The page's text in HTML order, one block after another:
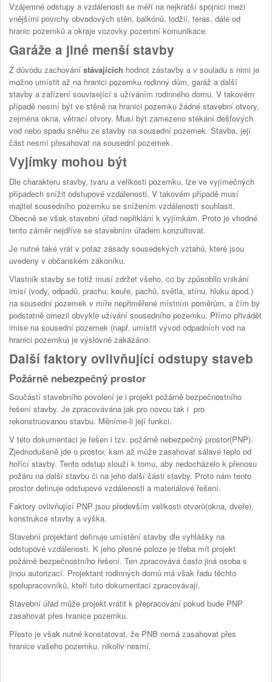
Vzájemné odstupy a vzdálenosti se měří na nejkratší spojnici mezi
vnějšími povrchy obvodových stěn, balkónů, lodžií, teras, dále od
hranic pozemků a okraje vozovky pozemní komunikace.
Garáže a jiné menší stavby
Z důvodu zachování stávajících hodnot zástavby a v souladu s nimi je
možno umístit až na hranici pozemku rodinný dům, garáž a další
stavby a zařízení související s užíváním rodinného domu. V takovém
případě nesmí být ve stěně na hranici pozemku žádné stavební otvory,
zejména okna, větrací otvory. Musí být zamezeno stékání dešťových
vod nebo spadu sněhu ze stavby na sousední pozemek. Stavba, její
část nesmí přesahovat na sousední pozemek.
Vyjímky mohou být
Dle charakteru stavby, tvaru a velikosti pozemku, lze ve vyjímečných
případech snížit odstupové vzdálenosti. V takovém případě musí
majitel sousedního pozemku se snížením vzdálenosti souhlasit.
Obecně se však stavební úřad nepřiklání k vyjímkám. Proto je vhodné
tento záměr nejdříve se stavebním úřadem konzultovat.
Je nutné také vrát v potaz zásady sousedských vztahů, které jsou
uvedeny v občanském zákoníku.
Vlastník stavby se totiž musí zdržet všeho, co by způsobilo vnikání
imisí (vody, odpadů, prachu, kouře, pachů, světla, stínu, hluku apod.)
na sousední pozemek v míře nepřiměřené místním poměrům, a čím by
podstatně omezil obvyklé užívání sousedního pozemku. Přímo přivádět
imise na sousední pozemek (např. umístit vývod odpadních vod na
hranici pozemku) je výslovně zakázáno.
Další faktory ovlivňující odstupy staveb
Požárně nebezpečný prostor
Součástí stavebního povolení je i projekt požárně bezpečnostního
řešení stavby. Je zpracovávána jak pro novou tak i pro
rekonstruovanou stavbu. Měníme-li její funkci.
V této dokumentaci je řešen i tzv. požárně nebezpečný prostor(PNP).
Zjednodušeně jde o prostor, kam až může zasahovat sálavé teplo od
hořící stavby. Tento odstup slouží k tomu, aby nedocházelo k přenosu
požáru na další stavbu či na jeho další části stavby. Proto nám tento
prostor definuje odstupové vzdálenosti a materiálové řešení.
Faktory ovlivňující PNP jsou především velikosti otvorů(okna, dveře),
konstrukce stavby a výška.
Stavební projektant definuje umístění stavby dle vyhlášky na
odstupové vzdálenosti. K jeho přesné poloze je třeba mít projekt
požárně bezpečnostního řešení. Ten zpracovává často jiná osoba s
jinou autorizací. Projektant rodinných domů má však řadu těchto
spolupracovníků, kteří tuto dokumentaci zpracovávají.
Stavební úřad může projekt vrátit k přepracování pokud bude PNP
zasahovat přes hranice pozemku.
Přesto je však nutné konstatovat, že PNB nemá zasahovat přes
hranice vašeho pozemku, nikoliv nesmí.